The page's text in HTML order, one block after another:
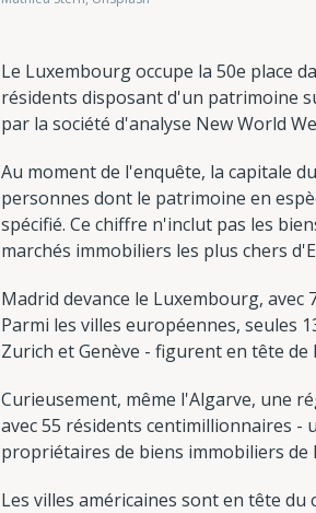
Le Luxembourg occupe la 50e place
résidents disposant d'un patrimoine
par la société d'analyse New World
Au moment de l'enquête, la capitale
personnes dont le patrimoine en
spécifié. Ce chiffre n'inclut pas les
marchés immobiliers les plus chers
Madrid devance le Luxembourg,
Parmi les villes européennes, seules
Zurich et Genève - figurent en tête de
Curieusement, même l'Algarve, une
avec 55 résidents centimillionnaires
propriétaires de biens immobiliers de
Les villes américaines sont en tête du